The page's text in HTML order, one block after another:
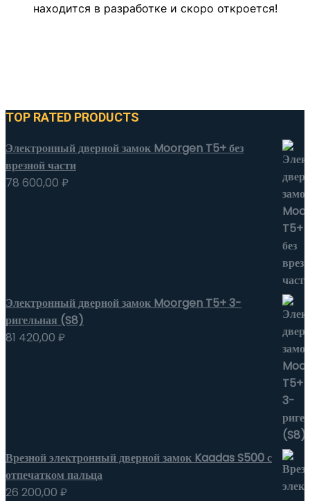
находится в разработке и скоро откроется!
TOP RATED PRODUCTS
Электронный дверной замок Moorgen T5+ без
врезной части
78 600,00 ₽
Электронный дверной замок Moorgen T5+ 3-
ригельная (S8)
81 420,00 ₽
Врезной электронный дверной замок Kaadas S500 с
отпечатком пальца
26 200,00 ₽